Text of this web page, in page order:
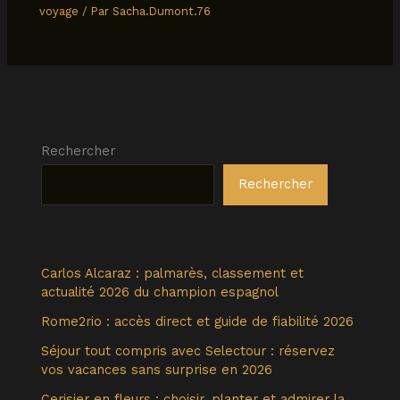
voyage / ParSacha.Dumont.76
Rechercher
Rechercher
Carlos Alcaraz : palmarès, classement et
actualité 2026 du champion espagnol
Rome2rio : accès direct et guide de fiabilité 2026
Séjour tout compris avec Selectour : réservez
vos vacances sans surprise en 2026